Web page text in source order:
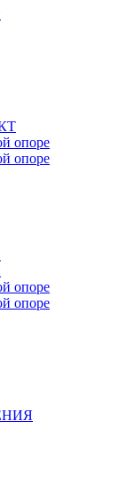
опоре
опоре
опоре
опоре